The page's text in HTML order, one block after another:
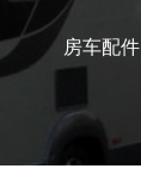
房车配件